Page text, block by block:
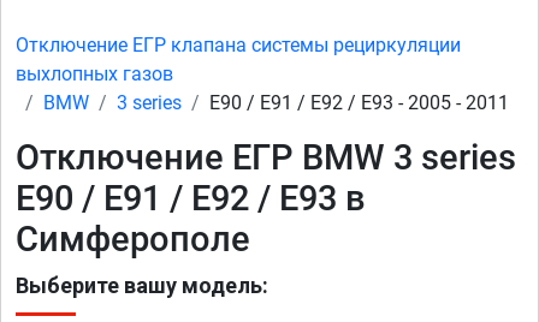
Отключение ЕГР клапана системы рециркуляции
выхлопных газов
BMW
3 series E90 / E91 / E92 / E93 - 2005 - 2011
Отключение ЕГР BMW 3 series
E90 / E91 / E92 / E93 в
Симферополе
Выберите вашу модель: